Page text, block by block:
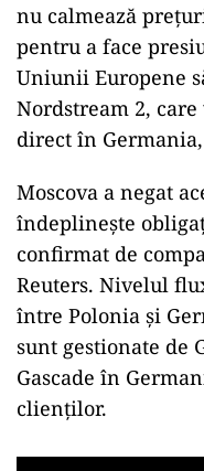
nu calmează
pentru a face
Uniunii Europene
Nordstream 2,
direct în
Moscova a negat
îndeplinește
confirmat de
Reuters. Nivelul
între Polonia și
sunt gestionate de
Gascade în
clienților.